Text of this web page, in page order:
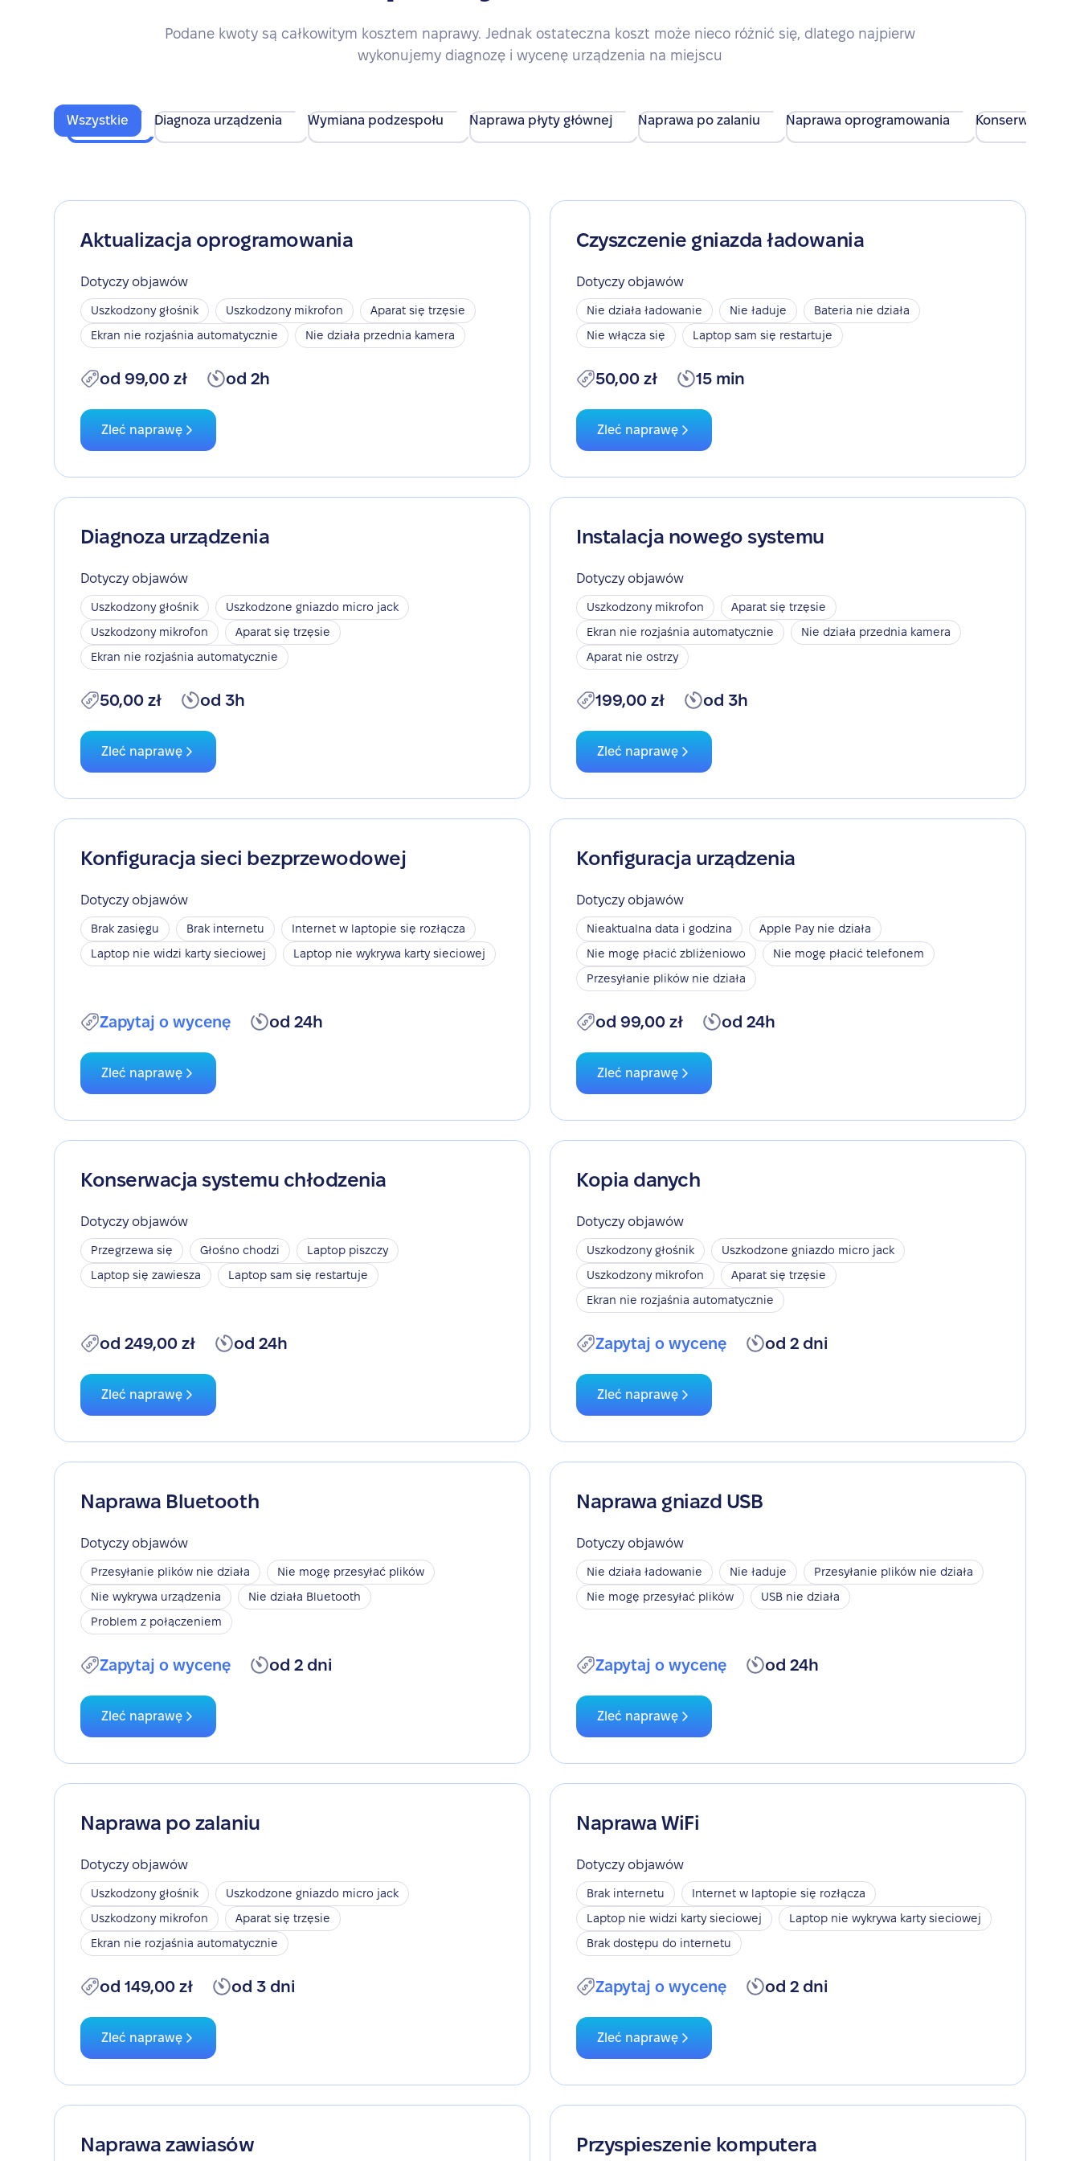
Podane kwoty są całkowitym kosztem naprawy. Jednak ostateczna koszt może nieco różnić się, dlatego najpierw
wykonujemy diagnozę i wycenę urządzenia na miejscu
Wszystkie Diagnoza urządzenia Wymiana podzespołu Naprawa płyty głównej Naprawa po zalaniu Naprawa oprogramowania Konserwacja
Aktualizacja oprogramowania
Dotyczy objawów
Uszkodzony głośnik Uszkodzony mikrofon
Aparat się trzęsie
Ekran nie rozjaśnia automatycznie
Nie działa przednia kamera
od 99,00 zł od 2h
Zleć naprawę
Czyszczenie gniazda ładowania
Dotyczy objawów
Nie działa ładowanie Nie ładuje
Bateria nie działa
Nie włącza się
Laptop sam się restartuje
50,00 zł 15 min
Zleć naprawę
Diagnoza urządzenia
Dotyczy objawów
Uszkodzony głośnik
Uszkodzone gniazdo micro jack
Uszkodzony mikrofon
Aparat się trzęsie
Ekran nie rozjaśnia automatycznie
50,00 zł od 3h
Zleć naprawę
Instalacja nowego systemu
Dotyczy objawów
Uszkodzony mikrofon
Aparat się trzęsie
Ekran nie rozjaśnia automatycznie
Nie działa przednia kamera
Aparat nie ostrzy
199,00 zł od 3h
Zleć naprawę
Konfiguracja sieci bezprzewodowej
Dotyczy objawów
Brak zasięgu Brak internetu
Internet w laptopie się rozłącza
Laptop nie widzi karty sieciowej
Laptop nie wykrywa karty sieciowej
Zapytaj o wycenę od 24h
Zleć naprawę
Konfiguracja urządzenia
Dotyczy objawów
Nieaktualna data i godzina
Apple Pay nie działa
Nie mogę płacić zbliżeniowo
Nie mogę płacić telefonem
Przesyłanie plików nie działa
od 99,00 zł od 24h
Zleć naprawę
Konserwacja systemu chłodzenia
Dotyczy objawów
Przegrzewa się Głośno chodzi
Laptop piszczy
Laptop się zawiesza
Laptop sam się restartuje
od 249,00 zł od 24h
Zleć naprawę
Kopia danych
Dotyczy objawów
Uszkodzony głośnik
Uszkodzone gniazdo micro jack
Uszkodzony mikrofon
Aparat się trzęsie
Ekran nie rozjaśnia automatycznie
Zapytaj o wycenę od 2 dni
Zleć naprawę
Naprawa Bluetooth
Dotyczy objawów
Przesyłanie plików nie działa
Nie mogę przesyłać plików
Nie wykrywa urządzenia
Nie działa Bluetooth
Problem z połączeniem
Zapytaj o wycenę od 2 dni
Zleć naprawę
Naprawa gniazd USB
Dotyczy objawów
Nie działa ładowanie Nie ładuje
Przesyłanie plików nie działa
Nie mogę przesyłać plików
USB nie działa
Zapytaj o wycenę od 24h
Zleć naprawę
Naprawa po zalaniu
Dotyczy objawów
Uszkodzony głośnik
Uszkodzone gniazdo micro jack
Uszkodzony mikrofon
Aparat się trzęsie
Ekran nie rozjaśnia automatycznie
od 149,00 zł od 3 dni
Zleć naprawę
Naprawa WiFi
Dotyczy objawów
Brak internetu
Internet w laptopie się rozłącza
Laptop nie widzi karty sieciowej
Laptop nie wykrywa karty sieciowej
Brak dostępu do internetu
Zapytaj o wycenę od 2 dni
Zleć naprawę
Naprawa zawiasów Przyspieszenie komputera